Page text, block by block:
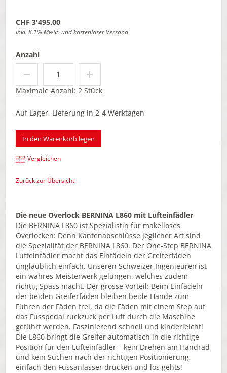
CHF 3'495.00
inkl. 8.1% MwSt. und kostenloser Versand
Anzahl
Maximale Anzahl: 2 Stück
Auf Lager, Lieferung in 2-4 Werktagen
In den Warenkorb legen
Vergleichen
Zurück zur Übersicht
Die neue Overlock BERNINA L860 mit Lufteinfädler
Die BERNINA L860 ist Spezialistin für makelloses
Overlocken: Denn Kantenabschlüsse jeglicher Art sind
die Spezialität der BERNINA L860. Der One-Step BERNINA
Lufteinfädler macht das Einfädeln der Greiferfäden
unglaublich einfach. Unseren Schweizer Ingenieuren ist
ein wahres Meisterwerk gelungen, welches zudem
richtig Spass macht. Der grosse Vorteil: Beim Einfädeln
der beiden Greiferfäden bleiben beide Hände zum
Führen der Fäden frei, da die Fäden mit einem Step auf
das Fusspedal ruckzuck per Luft durch die Maschine
geführt werden. Faszinierend schnell und kinderleicht!
Die L860 bringt die Greifer automatisch in die richtige
Position für den Lufteinfädler – kein Drehen am Handrad
und kein Suchen nach der richtigen Positionierung,
einfach den Fussanlasser drücken und los gehts!